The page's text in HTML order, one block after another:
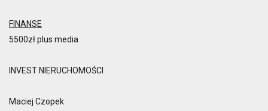
FINANSE
5500zł plus media
INVEST NIERUCHOMOŚCI
Maciej Czopek